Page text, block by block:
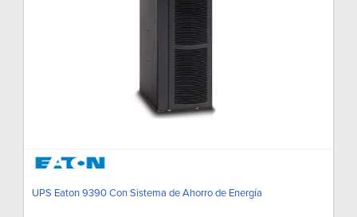
UPS Eaton 9390 Con Sistema de Ahorro de Energía